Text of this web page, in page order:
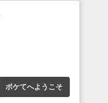
ボケてへようこそ